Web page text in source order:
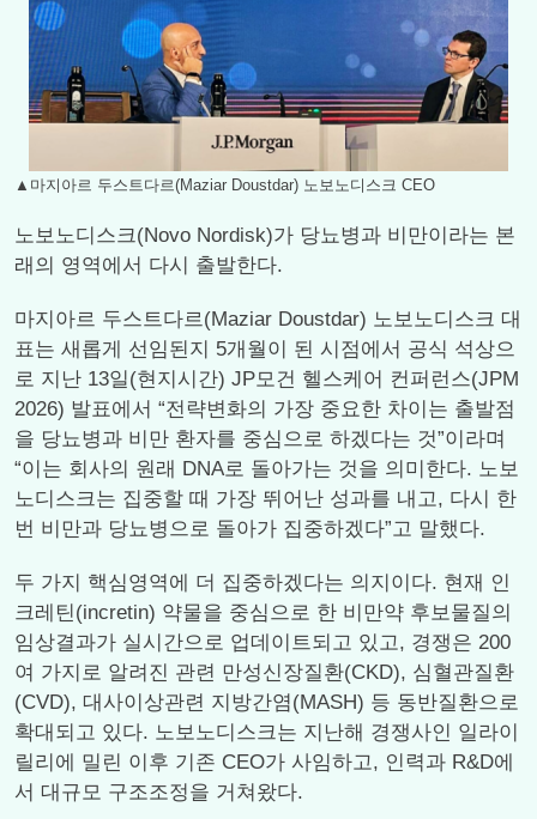
▲마지아르 두스트다르(Maziar Doustdar) 노보노디스크 CEO
노보노디스크(Novo Nordisk)가 당뇨병과 비만이라는 본
래의 영역에서 다시 출발한다.
마지아르 두스트다르(Maziar Doustdar) 노보노디스크 대
표는 새롭게 선임된지 5개월이 된 시점에서 공식 석상으
로 지난 13일(현지시간) JP모건 헬스케어 컨퍼런스(JPM
2026) 발표에서 “전략변화의 가장 중요한 차이는 출발점
을 당뇨병과 비만 환자를 중심으로 하겠다는 것”이라며
“이는 회사의 원래 DNA로 돌아가는 것을 의미한다. 노보
노디스크는 집중할 때 가장 뛰어난 성과를 내고, 다시 한
번 비만과 당뇨병으로 돌아가 집중하겠다”고 말했다.
두 가지 핵심영역에 더 집중하겠다는 의지이다. 현재 인
크레틴(incretin) 약물을 중심으로 한 비만약 후보물질의
임상결과가 실시간으로 업데이트되고 있고, 경쟁은 200
여 가지로 알려진 관련 만성신장질환(CKD), 심혈관질환
(CVD), 대사이상관련 지방간염(MASH) 등 동반질환으로
확대되고 있다. 노보노디스크는 지난해 경쟁사인 일라이
릴리에 밀린 이후 기존 CEO가 사임하고, 인력과 R&D에
서 대규모 구조조정을 거쳐왔다.